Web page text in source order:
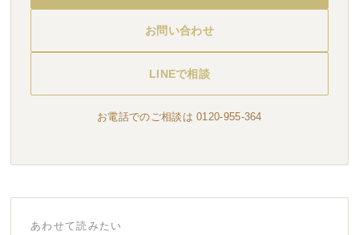
お問い合わせ
LINEで相談
お電話でのご相談は 0120-955-364
あわせて読みたい